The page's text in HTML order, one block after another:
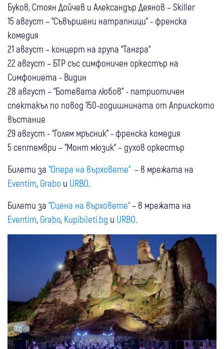
Буков, Стоян Дойчев и Александър Деянов – Skiller
15 август – “Съвършени натрапници“ - френска
комедия
21 август – концерт на група “Тангра“
22 август – БТР със симфоничен оркестър на
Симфониета - Видин
28 август – “Ботевата любов“ - патриотичен
спектакъл по повод 150-годишнината от Априлското
въстание
29 август - “Голям мръсник” - френска комедия
5 септември – “Монт мюзик“ – духов оркестър
Билети за “Опера на върховете“ – в мрежата на
Eventim Grabo и URBО
Билети за “Сцена на върховете“– в мрежата на
Eventim Grabo Kupibileti.bg и URBО